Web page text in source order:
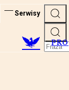
Serwisy
PRO